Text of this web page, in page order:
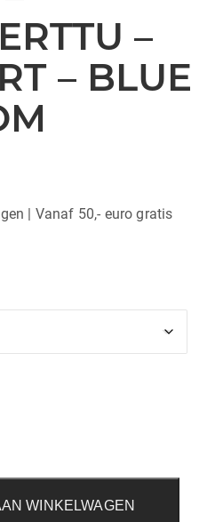
–
– BLUE
| Vanaf 50,- euro gratis
WINKELWAGEN